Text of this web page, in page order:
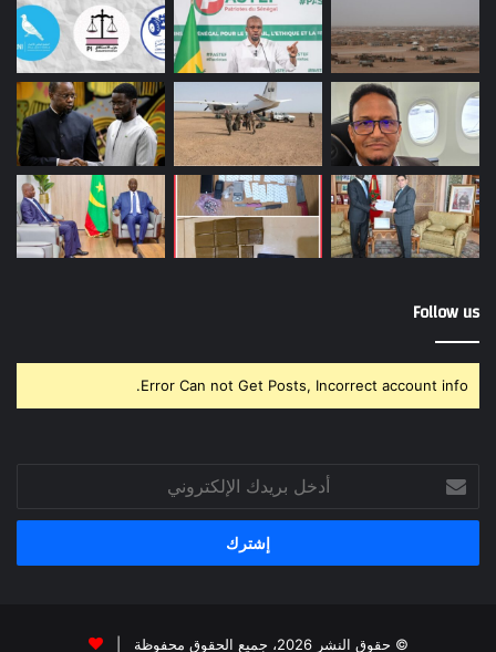
Follow us
Error Can not Get Posts, Incorrect account info.
بريدك
الإلكتروني
© حقوق النشر 2026، جميع الحقوق محفوظة |